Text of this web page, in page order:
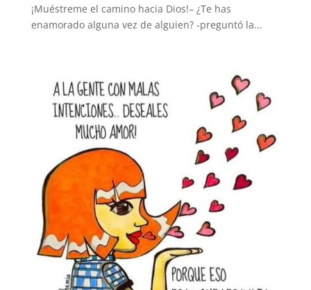
¡Muéstreme el camino hacia Dios!– ¿Te has
enamorado alguna vez de alguien? -preguntó la...